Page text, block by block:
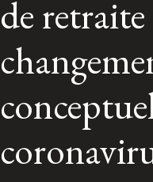
Contactez-nous
ENGLISH
S’abonner aux
de retraite